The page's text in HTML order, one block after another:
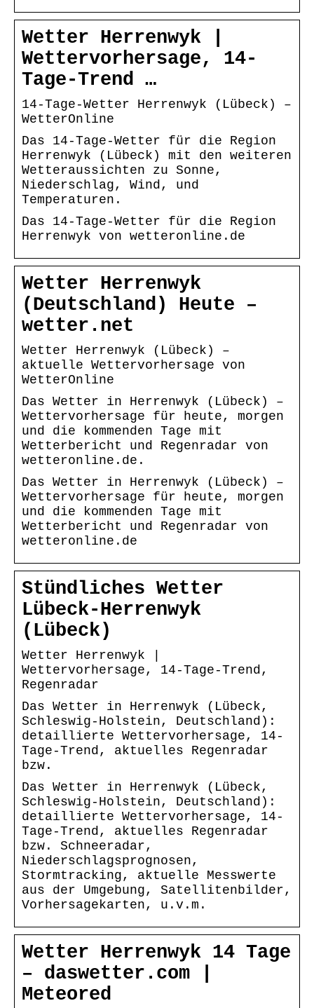
Wetter Herrenwyk |
Wettervorhersage, 14-
Tage-Trend …
14-Tage-Wetter Herrenwyk (Lübeck) –
WetterOnline
Das 14-Tage-Wetter für die Region
Herrenwyk (Lübeck) mit den weiteren
Wetteraussichten zu Sonne,
Niederschlag, Wind, und
Temperaturen.
Das 14-Tage-Wetter für die Region
Herrenwyk von wetteronline.de
Wetter Herrenwyk
(Deutschland) Heute –
wetter.net
Wetter Herrenwyk (Lübeck) –
aktuelle Wettervorhersage von
WetterOnline
Das Wetter in Herrenwyk (Lübeck) –
Wettervorhersage für heute, morgen
und die kommenden Tage mit
Wetterbericht und Regenradar von
wetteronline.de.
Das Wetter in Herrenwyk (Lübeck) –
Wettervorhersage für heute, morgen
und die kommenden Tage mit
Wetterbericht und Regenradar von
wetteronline.de
Stündliches Wetter
Lübeck-Herrenwyk
(Lübeck)
Wetter Herrenwyk |
Wettervorhersage, 14-Tage-Trend,
Regenradar
Das Wetter in Herrenwyk (Lübeck,
Schleswig-Holstein, Deutschland):
detaillierte Wettervorhersage, 14-
Tage-Trend, aktuelles Regenradar
bzw.
Das Wetter in Herrenwyk (Lübeck,
Schleswig-Holstein, Deutschland):
detaillierte Wettervorhersage, 14-
Tage-Trend, aktuelles Regenradar
bzw. Schneeradar,
Niederschlagsprognosen,
Stormtracking, aktuelle Messwerte
aus der Umgebung, Satellitenbilder,
Vorhersagekarten, u.v.m.
Wetter Herrenwyk 14 Tage
– daswetter.com |
Meteored